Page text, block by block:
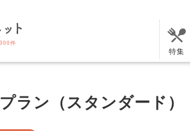
特集
ラン（スタンダード）